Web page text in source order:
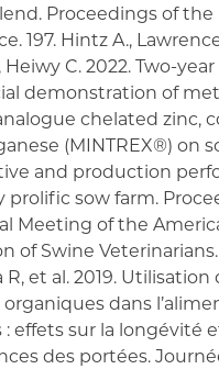
Proceedings of the
197. Hintz A.,
Heiwy C. 2022. Two-year
demonstration of
chelated zinc,
(MINTREX®) on
and production
prolific sow farm.
Meeting of the
of Swine
R, et al. 2019. Utilisation
dans
: effets sur la longévité
des portées.